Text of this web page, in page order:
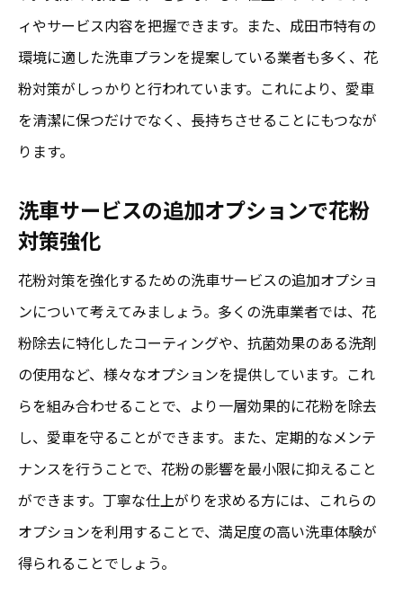
ィやサービス内容を把握できます。また、成田市特有の
環境に適した洗車プランを提案している業者も多く、花
粉対策がしっかりと行われています。これにより、愛車
を清潔に保つだけでなく、長持ちさせることにもつなが
ります。
洗車サービスの追加オプションで花粉
対策強化
花粉対策を強化するための洗車サービスの追加オプショ
ンについて考えてみましょう。多くの洗車業者では、花
粉除去に特化したコーティングや、抗菌効果のある洗剤
の使用など、様々なオプションを提供しています。これ
らを組み合わせることで、より一層効果的に花粉を除去
し、愛車を守ることができます。また、定期的なメンテ
ナンスを行うことで、花粉の影響を最小限に抑えること
ができます。丁寧な仕上がりを求める方には、これらの
オプションを利用することで、満足度の高い洗車体験が
得られることでしょう。